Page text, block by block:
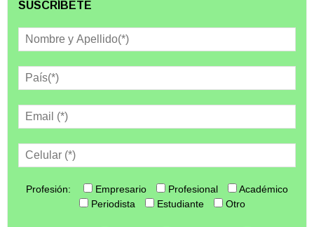
SUSCRÍBETE
Profesión: Empresario Profesional
Académico
Periodista
Estudiante Otro